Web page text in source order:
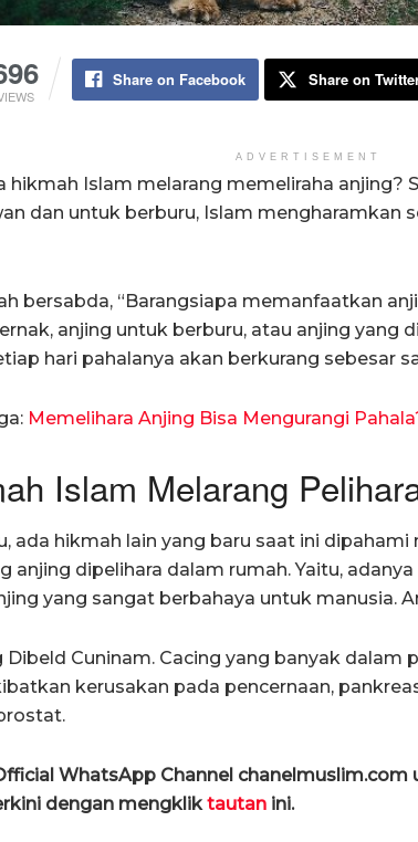
Share on Facebook Share on
ADVERTISEMENT
hikmah Islam melarang memeliraha anjing?
dan untuk berburu, Islam mengharamkan
bersabda, “Barangsiapa memanfaatkan
anjing untuk berburu, atau anjing yang
hari pahalanya akan berkurang sebesar
Memelihara Anjing Bisa Mengurangi
Islam Melarang
ada hikmah lain yang baru saat ini
anjing dipelihara dalam rumah. Yaitu,
yang sangat berbahaya untuk manusia.
Dibeld Cuninam. Cacing yang banyak dalam
kerusakan pada pencernaan,
WhatsApp Channel
dengan mengkliktautan ini.